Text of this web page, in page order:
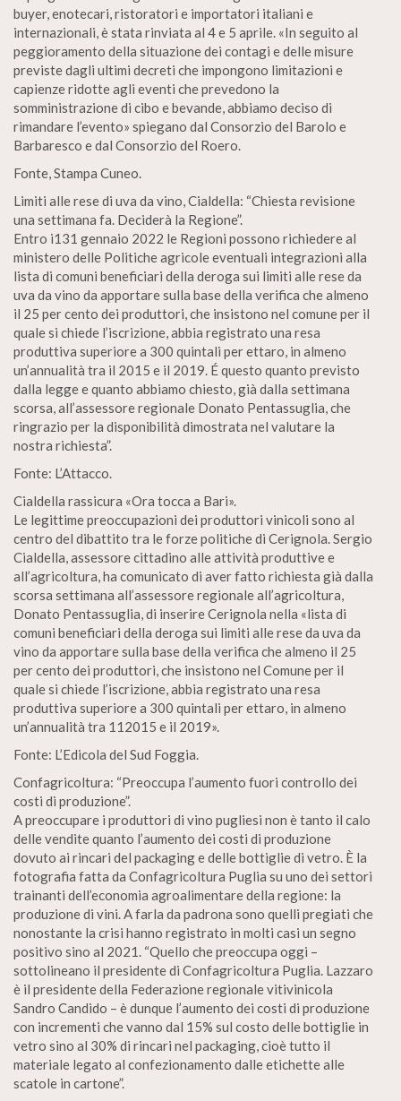
buyer, enotecari, ristoratori e importatori italiani e
internazionali, è stata rinviata al 4 e 5 aprile. «In seguito al
peggioramento della situazione dei contagi e delle misure
previste dagli ultimi decreti che impongono limitazioni e
capienze ridotte agli eventi che prevedono la
somministrazione di cibo e bevande, abbiamo deciso di
rimandare l’evento» spiegano dal Consorzio del Barolo e
Barbaresco e dal Consorzio del Roero.
Fonte, Stampa Cuneo.
Limiti alle rese di uva da vino, Cialdella: “Chiesta revisione
una settimana fa. Deciderà la Regione”.
Entro i131 gennaio 2022 le Regioni possono richiedere al
ministero delle Politiche agricole eventuali integrazioni alla
lista di comuni beneficiari della deroga sui limiti alle rese da
uva da vino da apportare sulla base della verifica che almeno
il 25 per cento dei produttori, che insistono nel comune per il
quale si chiede l’iscrizione, abbia registrato una resa
produttiva superiore a 300 quintali per ettaro, in almeno
un’annualità tra il 2015 e il 2019. É questo quanto previsto
dalla legge e quanto abbiamo chiesto, già dalla settimana
scorsa, all’assessore regionale Donato Pentassuglia, che
ringrazio per la disponibilità dimostrata nel valutare la
nostra richiesta”.
Fonte: L’Attacco.
Cialdella rassicura «Ora tocca a Bari».
Le legittime preoccupazioni dei produttori vinicoli sono al
centro del dibattito tra le forze politiche di Cerignola. Sergio
Cialdella, assessore cittadino alle attività produttive e
all’agricoltura, ha comunicato di aver fatto richiesta già dalla
scorsa settimana all’assessore regionale all’agricoltura,
Donato Pentassuglia, di inserire Cerignola nella «lista di
comuni beneficiari della deroga sui limiti alle rese da uva da
vino da apportare sulla base della verifica che almeno il 25
per cento dei produttori, che insistono nel Comune per il
quale si chiede l’iscrizione, abbia registrato una resa
produttiva superiore a 300 quintali per ettaro, in almeno
un’annualità tra 112015 e il 2019».
Fonte: L’Edicola del Sud Foggia.
Confagricoltura: “Preoccupa l’aumento fuori controllo dei
costi di produzione”.
A preoccupare i produttori di vino pugliesi non è tanto il calo
delle vendite quanto l’aumento dei costi di produzione
dovuto ai rincari del packaging e delle bottiglie di vetro. È la
fotografia fatta da Confagricoltura Puglia su uno dei settori
trainanti dell’economia agroalimentare della regione: la
produzione di vini. A farla da padrona sono quelli pregiati che
nonostante la crisi hanno registrato in molti casi un segno
positivo sino al 2021. “Quello che preoccupa oggi –
sottolineano il presidente di Confagricoltura Puglia. Lazzaro
è il presidente della Federazione regionale vitivinicola
Sandro Candido – è dunque l’aumento dei costi di produzione
con incrementi che vanno dal 15% sul costo delle bottiglie in
vetro sino al 30% di rincari nel packaging, cioè tutto il
materiale legato al confezionamento dalle etichette alle
scatole in cartone”.